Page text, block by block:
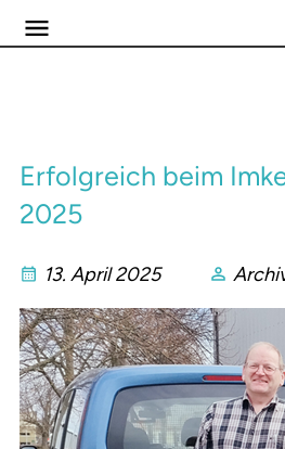
Erfolgreich beim
2025
13. April 2025